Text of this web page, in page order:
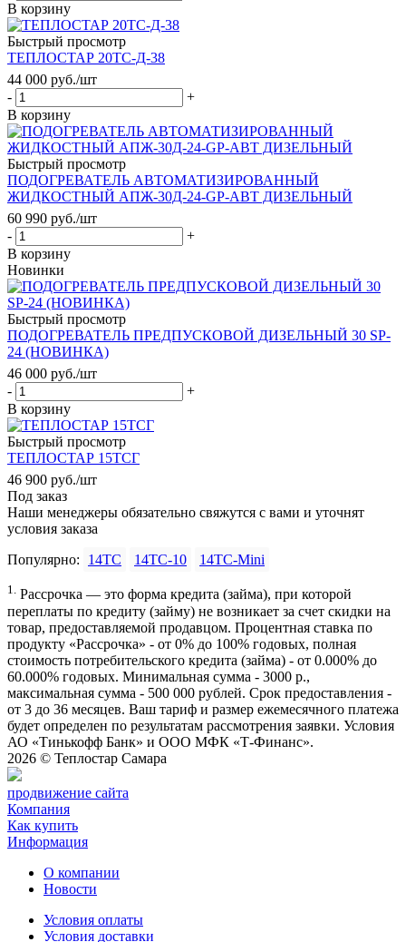
В корзину
Быстрый просмотр
ТЕПЛОСТАР 20ТС-Д-38
44 000 руб./шт
-
+
В корзину
Быстрый просмотр
ПОДОГРЕВАТЕЛЬ АВТОМАТИЗИРОВАННЫЙ
ЖИДКОСТНЫЙ АПЖ-30Д-24-GP-АВТ ДИЗЕЛЬНЫЙ
60 990 руб./шт
-
+
В корзину
Новинки
Быстрый просмотр
ПОДОГРЕВАТЕЛЬ ПРЕДПУСКОВОЙ ДИЗЕЛЬНЫЙ 30 SP-
24 (НОВИНКА)
46 000 руб./шт
-
+
В корзину
Быстрый просмотр
ТЕПЛОСТАР 15ТСГ
46 900 руб./шт
Под заказ
Наши менеджеры обязательно свяжутся с вами и уточнят
условия заказа
Популярно:
14ТС 14ТС-10 14ТС-Mini
1. Рассрочка — это форма кредита (займа), при которой
переплаты по кредиту (займу) не возникает за счет скидки на
товар, предоставляемой продавцом. Процентная ставка по
продукту «Рассрочка» - от 0% до 100% годовых, полная
стоимость потребительского кредита (займа) - от 0.000% до
60.000% годовых. Минимальная сумма - 3000 р.,
максимальная сумма - 500 000 рублей. Срок предоставления -
от 3 до 36 месяцев. Ваш тариф и размер ежемесячного платежа
будет определен по результатам рассмотрения заявки. Условия
АО «Тинькофф Банк» и ООО МФК «Т-Финанс».
2026 © Теплостар Самара
продвижение сайта
Компания
Как купить
Информация
О компании
Новости
Условия оплаты
Условия доставки